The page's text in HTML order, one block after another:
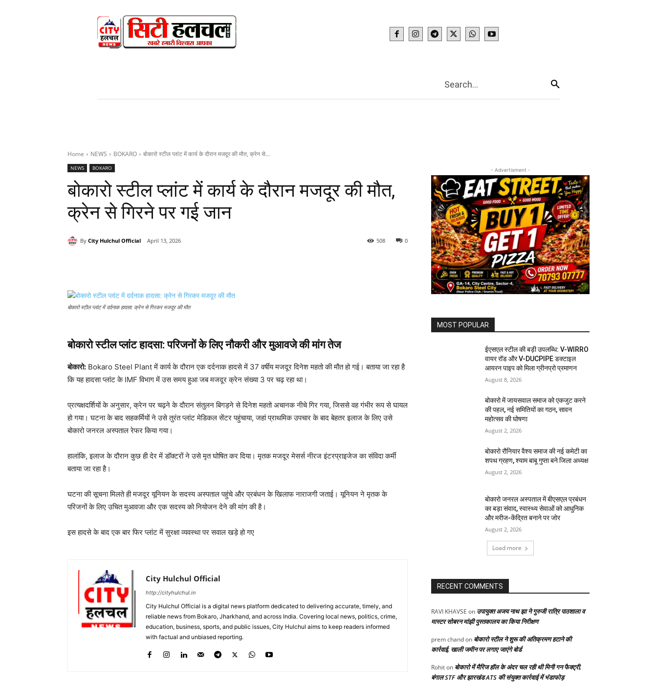
WEB STORIES More
Search...
Home NEWS BOKARO बोकारो स्टील प्लांट में कार्य के दौरान मजदूर की मौत, क्रेन से...
NEWS BOKARO
बोकारो स्टील प्लांट में कार्य के दौरान मजदूर की मौत,
क्रेन से गिरने पर गई जान
By City Hulchul Official April 13, 2026 0
508
बोकारो स्टील प्लांट में दर्दनाक हादसा: क्रेन से गिरकर मजदूर की मौत
बोकारो स्टील प्लांट हादसा: परिजनों के लिए नौकरी और मुआवजे की मांग तेज
बोकारो: Bokaro Steel Plantमें कार्य के दौरान एक दर्दनाक हादसे में 37 वर्षीय मजदूर दिनेश महतो की मौत हो गई। बताया जा रहा है
कि यह हादसा प्लांट के IMF विभाग में उस समय हुआ जब मजदूर क्रेन संख्या 3 पर चढ़ रहा था।
प्रत्यक्षदर्शियों के अनुसार, क्रेन पर चढ़ने के दौरान संतुलन बिगड़ने से दिनेश महतो अचानक नीचे गिर गया, जिससे वह गंभीर रूप से घायल
हो गया। घटना के बाद सहकर्मियों ने उसे तुरंत प्लांट मेडिकल सेंटर पहुंचाया, जहां प्राथमिक उपचार के बाद बेहतर इलाज के लिए उसे
बोकारो जनरल अस्पताल रेफर किया गया।
हालांकि, इलाज के दौरान कुछ ही देर में डॉक्टरों ने उसे मृत घोषित कर दिया। मृतक मजदूर मेसर्स नीरज इंटरप्राइजेज का संविदा कर्मी
बताया जा रहा है।
घटना की सूचना मिलते ही मजदूर यूनियन के सदस्य अस्पताल पहुंचे और प्रबंधन के खिलाफ नाराजगी जताई। यूनियन ने मृतक के
परिजनों के लिए उचित मुआवजा और एक सदस्य को नियोजन देने की मांग की है।
इस हादसे के बाद एक बार फिर प्लांट में सुरक्षा व्यवस्था पर सवाल खड़े हो गए
City Hulchul Official
http://cityhulchul.in
City Hulchul Official is a digital news platform dedicated to delivering accurate, timely, and
reliable news from Bokaro, Jharkhand, and across India. Covering local news, politics, crime,
education, business, sports, and public issues, City Hulchul aims to keep readers informed
with factual and unbiased reporting.
- Advertisment -
MOST POPULAR
ईएसएल स्टील की बड़ी उपलब्धि: V-WIRRO
वायर रॉड और V-DUCPIPE डक्टाइल
आयरन पाइप को मिला ग्रीनप्रो प्रमाणन
August 8, 2026
बोकारो में जायसवाल समाज को एकजुट करने
की पहल, नई समितियों का गठन, सावन
महोत्सव की घोषणा
August 2, 2026
बोकारो रौनियार वैश्य समाज की नई कमेटी का
शपथ ग्रहण, श्याम बाबू गुप्ता बने जिला अध्यक्ष
August 2, 2026
बोकारो जनरल अस्पताल में बीएसएल प्रबंधन
का बड़ा संवाद, स्वास्थ्य सेवाओं को आधुनिक
और मरीज-केंद्रित बनाने पर जोर
August 2, 2026
Load more
RECENT COMMENTS
RAVI KHAVSE on उपायुक्त अजय नाथ झा ने गुरुजी रात्रि पाठशाला व
मास्टर सोबरन मांझी पुस्तकालय का किया निरीक्षण
prem chandon बोकारो स्टील ने शुरू की अतिक्रमण हटाने की
कार्रवाई, खाली जमीन पर लगाए जाएंगे बोर्ड
Rohiton बोकारो में मैरिज हॉल के अंदर चल रही थी मिनी गन फैक्ट्री,
बंगाल STF और झारखंड ATS की संयुक्त कार्रवाई में भंडाफोड़